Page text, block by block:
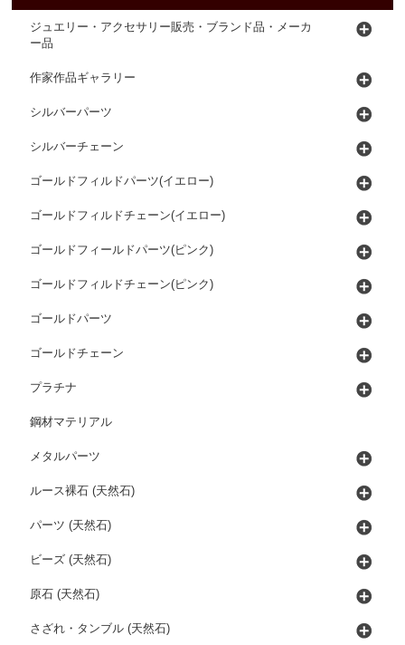
ジュエリー・アクセサリー販売・ブランド品・メーカ
ー品
作家作品ギャラリー
シルバーパーツ
シルバーチェーン
ゴールドフィルドパーツ(イエロー)
ゴールドフィルドチェーン(イエロー)
ゴールドフィールドパーツ(ピンク)
ゴールドフィルドチェーン(ピンク)
ゴールドパーツ
ゴールドチェーン
プラチナ
鋼材マテリアル
メタルパーツ
ルース裸石 (天然石)
パーツ (天然石)
ビーズ (天然石)
原石 (天然石)
さざれ・タンブル (天然石)